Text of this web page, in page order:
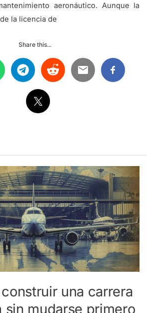
aeronáutico. Aunque la
la licencia de
Share this...
una carrera
sin mudarse primero